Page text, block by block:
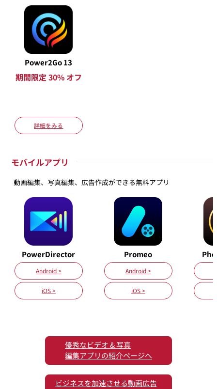
Power2Go 13
期間限定 30% オフ
詳細をみる
モバイルアプリ
動画編集、写真編集、広告作成ができる無料アプリ
PowerDirector
Android >
iOS >
Promeo
Android >
iOS >
優秀なビデオ & 写真
編集アプリの紹介ページへ
ビジネスを加速させる動画広告